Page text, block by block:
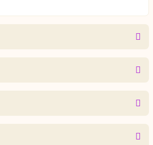
resim, ürün açıklamalarında ve diğer konularda
öneri formunu kullanarak tarafımıza